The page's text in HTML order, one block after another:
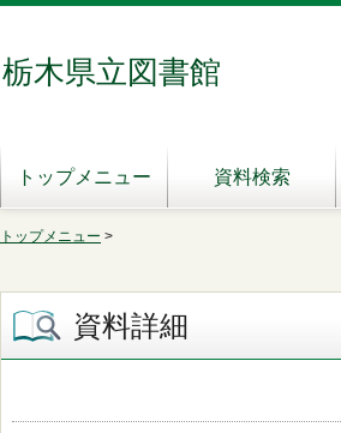
栃木県立図書館
トップメニュー 資料検索
トップメニュー >
資料詳細